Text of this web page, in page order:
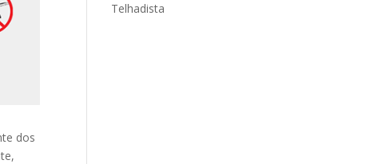
dos
Telhadista